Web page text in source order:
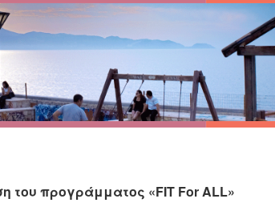
του προγράμματος «FIT For ALL»